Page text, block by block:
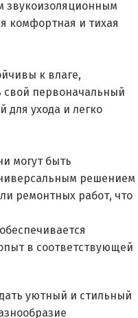
звукоизоляционным
комфортная и тихая
к влаге,
свой первоначальный
для ухода и легко
могут быть
решением
ремонтных работ, что
в соответствующей
уютный и стильный